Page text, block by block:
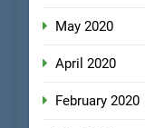
May 2020
April 2020
February 2020